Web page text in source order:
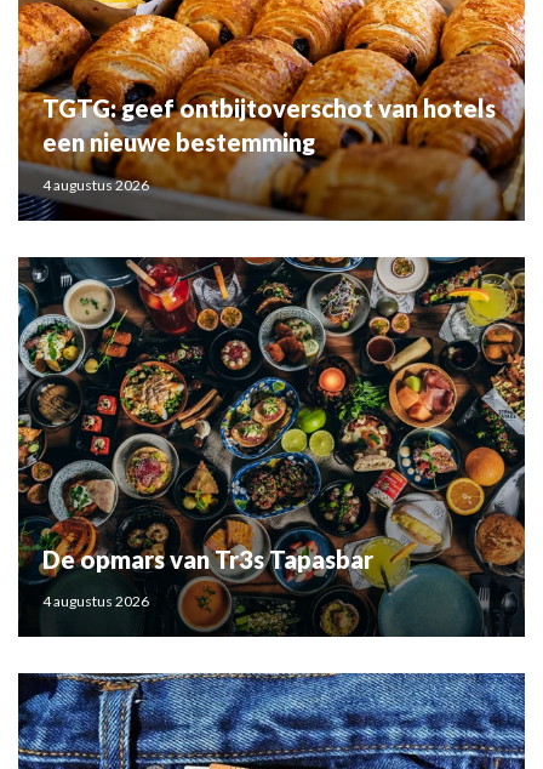
TGTG: geef ontbijtoverschot van hotels
een nieuwe bestemming
4 augustus 2026
De opmars van Tr3s Tapasbar
4 augustus 2026